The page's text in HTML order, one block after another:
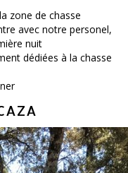
zone de chasse
avec notre personel,
nuit
dédiées à la chasse